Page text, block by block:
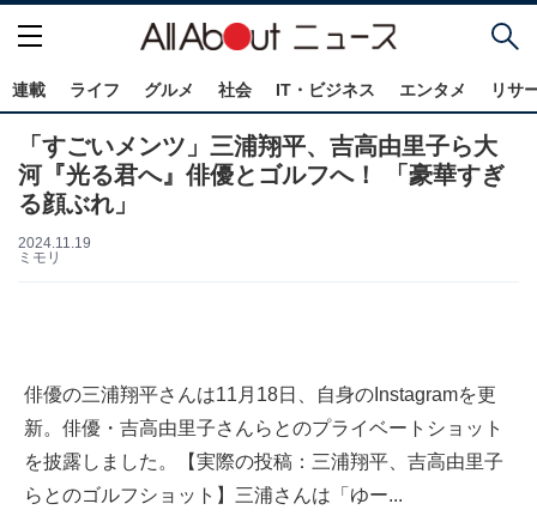
連載 ライフ グルメ 社会 IT・ビジネス エンタメ リサ
「すごいメンツ」三浦翔平、吉高由里子ら大
河『光る君へ』俳優とゴルフへ！ 「豪華すぎ
る顔ぶれ」
2024.11.19
ミモリ
俳優の三浦翔平さんは11月18日、自身のInstagramを更
新。俳優・吉高由里子さんらとのプライベートショット
を披露しました。【実際の投稿：三浦翔平、吉高由里子
らとのゴルフショット】三浦さんは「ゆー...